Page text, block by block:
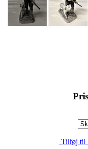
Tilføj til